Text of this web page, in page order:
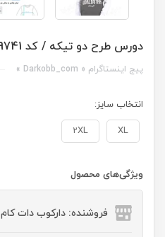
دورس طرح دو تیکه / کد 99741
پیج اینستاگرام « Darkobb_com »
انتخاب سایز:
XL
2XL
ویژگی‌های محصول
فروشنده: دارکوب دات کام